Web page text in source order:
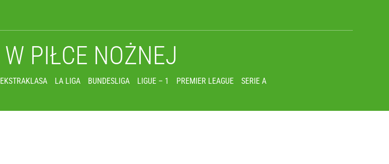
W PIŁCE NOŻNEJ
EKSTRAKLASA LA LIGA BUNDESLIGA LIGUE – 1 PREMIER LEAGUE
SERIE A